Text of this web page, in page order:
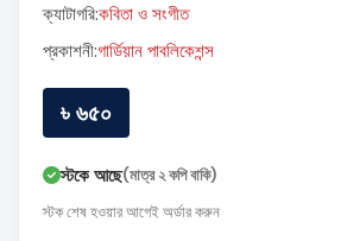
ক্যাটাগরি:কবিতা ও সংগীত
প্রকাশনী:গার্ডিয়ান পাবলিকেশন্স
৳ ৬৫০
স্টকে আছে(মাত্র ২ কপি বাকি)
স্টক শেষ হওয়ার আগেই অর্ডার করুন